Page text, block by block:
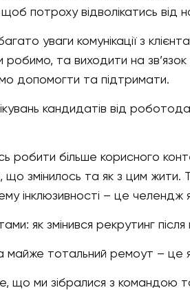
потроху відволікатись від
уваги комунікації з
та виходити на
допомогти та підтримати.
кандидатів від
робити більше корисного
змінилось та як з цим жити.
інклюзивності – це челендж
як змінився рекрутинг після
майже тотальний ремоут – це
що ми зібралися з командою та